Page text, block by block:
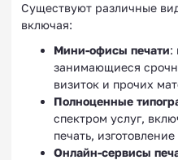
Существуют различные
включая:
Мини-офисы печати:
занимающиеся
визиток и прочих
Полноценные
спектром услуг,
печать,
Онлайн-сервисы